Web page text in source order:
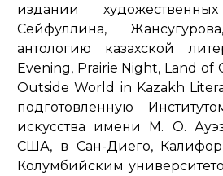
издании
Сейфуллина,
антологию казахской
Evening, Prairie Night, Land of
Outside World in Kazakh
подготовленную
искусства имени М. О.
США, в Сан-Диего,
Колумбийским